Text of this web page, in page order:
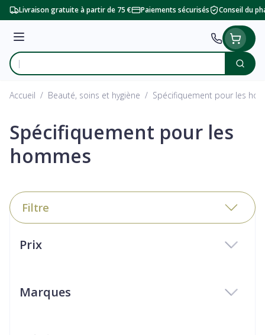
Aller au contenu
Livraison gratuite à partir de 75 € Paiements sécurisés Conseil du
Menu
Rechercher
Accueil / Beauté, soins et hygiène / Spécifiquement pour les
Spécifiquement pour les
hommes
Filtre
Prix
Marques